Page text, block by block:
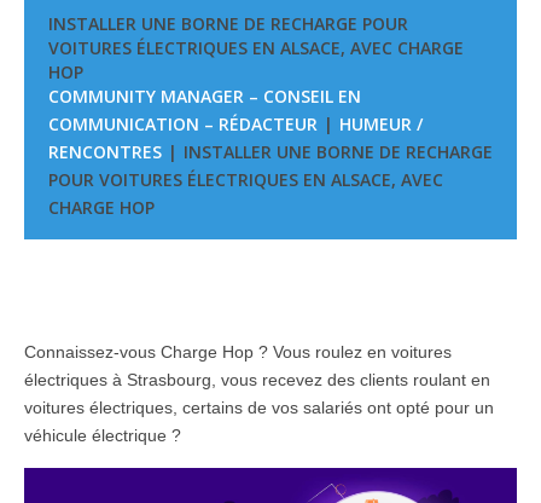
INSTALLER UNE BORNE DE RECHARGE POUR
VOITURES ÉLECTRIQUES EN ALSACE, AVEC CHARGE
HOP
COMMUNITY MANAGER – CONSEIL EN
COMMUNICATION – RÉDACTEUR
HUMEUR /
RENCONTRES
INSTALLER UNE BORNE DE RECHARGE
POUR VOITURES ÉLECTRIQUES EN ALSACE, AVEC
CHARGE HOP
Connaissez-vous Charge Hop ? Vous roulez en voitures
électriques à Strasbourg, vous recevez des clients roulant en
voitures électriques, certains de vos salariés ont opté pour un
véhicule électrique ?